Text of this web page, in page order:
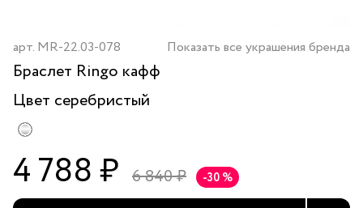
арт. MR-22.03-078 Показать все украшения бренда
Браслет Ringo кафф
Цвет серебристый
4 788 ₽ 6 840 ₽ -30 %